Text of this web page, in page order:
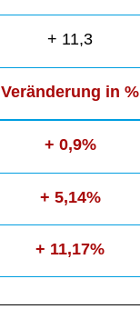
+ 11,3
Veränderung in %
+ 0,9%
+ 5,14%
+ 11,17%